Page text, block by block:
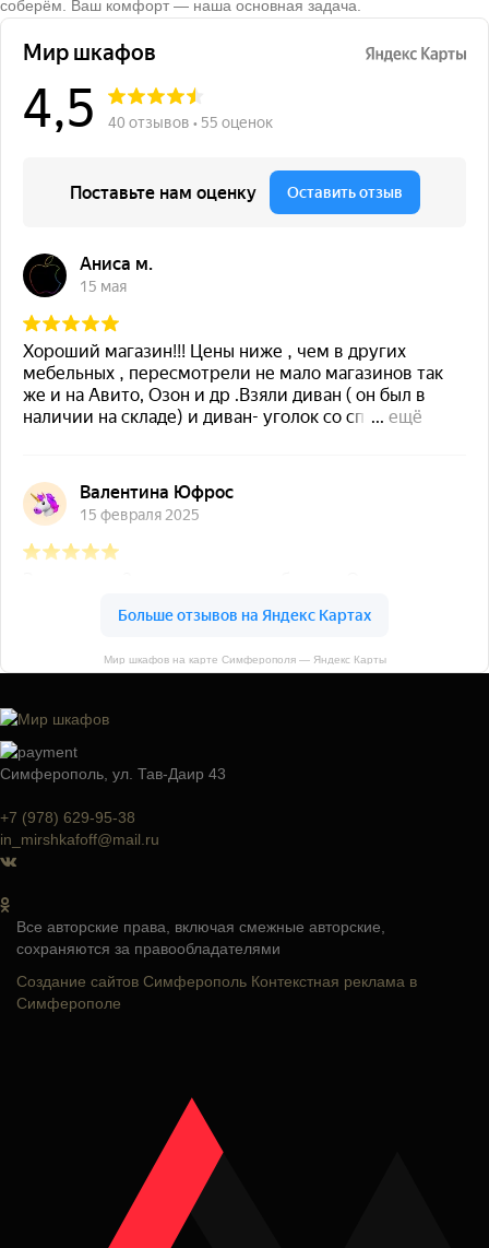
соберём. Ваш комфорт — наша основная задача.
Мир шкафов на карте Симферополя — Яндекс Карты
Симферополь, ул. Тав-Даир 43
+7 (978) 629-95-38
in_mirshkafoff@mail.ru
Все авторские права, включая смежные авторские,
сохраняются за правообладателями
Создание сайтов Симферополь Контекстная реклама в
Симферополе